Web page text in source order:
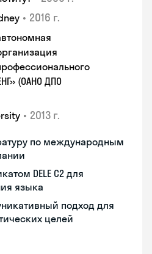
• 2016 г.
(ОАНО ДПО
• 2013 г.
по международным
DELE C2 для
языка
подход для
целей